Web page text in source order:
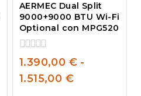
AERMEC Dual Split
9000+9000 BTU Wi-Fi
Optional con MPG520
0
of
1.390,00 € -
1.515,00 €